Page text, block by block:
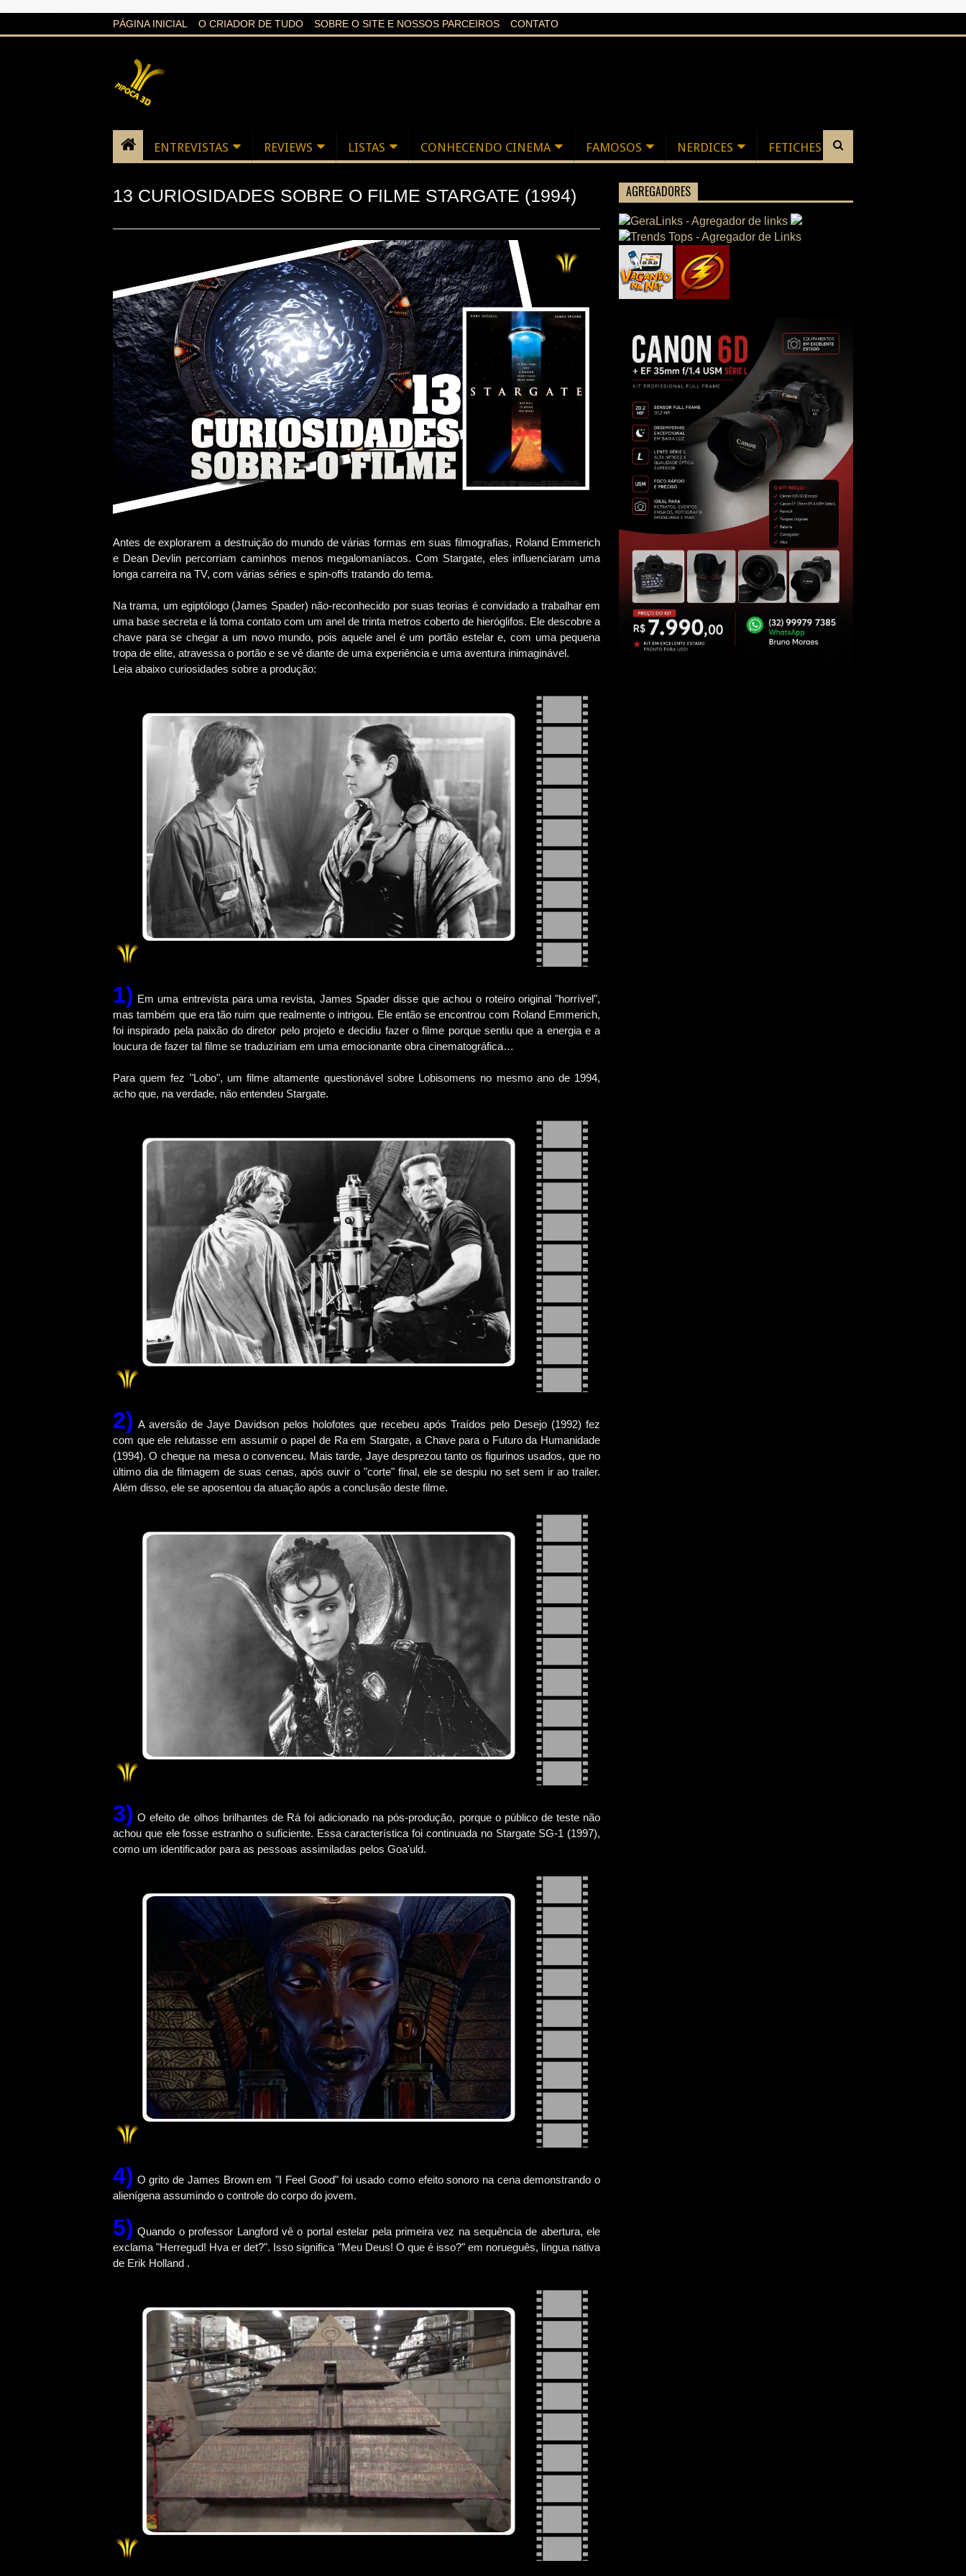
PÁGINA INICIAL O CRIADOR DE TUDO SOBRE O SITE E NOSSOS PARCEIROS CONTATO
ENTREVISTAS REVIEWS LISTAS CONHECENDO CINEMA FAMOSOS NERDICES FETICHES
13 CURIOSIDADES SOBRE O FILME STARGATE (1994)
Antes de explorarem a destruição do mundo de várias formas em suas filmografias, Roland Emmerich
e Dean Devlin percorriam caminhos menos megalomaníacos. Com Stargate, eles influenciaram uma
longa carreira na TV, com várias séries e spin-offs tratando do tema.
Na trama, um egiptólogo (James Spader) não-reconhecido por suas teorias é convidado a trabalhar em
uma base secreta e lá toma contato com um anel de trinta metros coberto de hieróglifos. Ele descobre a
chave para se chegar a um novo mundo, pois aquele anel é um portão estelar e, com uma pequena
tropa de elite, atravessa o portão e se vê diante de uma experiência e uma aventura inimaginável.
Leia abaixo curiosidades sobre a produção:
1) Em uma entrevista para uma revista, James Spader disse que achou o roteiro original "horrível",
mas também que era tão ruim que realmente o intrigou. Ele então se encontrou com Roland Emmerich,
foi inspirado pela paixão do diretor pelo projeto e decidiu fazer o filme porque sentiu que a energia e a
loucura de fazer tal filme se traduziriam em uma emocionante obra cinematográfica…
Para quem fez "Lobo", um filme altamente questionável sobre Lobisomens no mesmo ano de 1994,
acho que, na verdade, não entendeu Stargate.
2) A aversão de Jaye Davidson pelos holofotes que recebeu após Traídos pelo Desejo (1992) fez
com que ele relutasse em assumir o papel de Ra em Stargate, a Chave para o Futuro da Humanidade
(1994). O cheque na mesa o convenceu. Mais tarde, Jaye desprezou tanto os figurinos usados, que no
último dia de filmagem de suas cenas, após ouvir o "corte" final, ele se despiu no set sem ir ao trailer.
Além disso, ele se aposentou da atuação após a conclusão deste filme.
3) O efeito de olhos brilhantes de Rá foi adicionado na pós-produção, porque o público de teste não
achou que ele fosse estranho o suficiente. Essa característica foi continuada no Stargate SG-1 (1997),
como um identificador para as pessoas assimiladas pelos Goa'uld.
4) O grito de James Brown em "I Feel Good" foi usado como efeito sonoro na cena demonstrando o
alienígena assumindo o controle do corpo do jovem.
5) Quando o professor Langford vê o portal estelar pela primeira vez na sequência de abertura, ele
exclama "Herregud! Hva er det?". Isso significa "Meu Deus! O que é isso?" em norueguês, língua nativa
de Erik Holland .
AGREGADORES